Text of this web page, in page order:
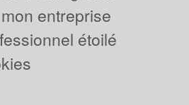
entreprise
étoilé